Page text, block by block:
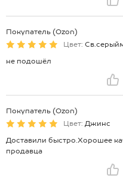
Покупатель (Ozon)
Цвет:
не подошёл
Покупатель (Ozon)
Цвет: Джинс
Доставили быстро.Хорошее
продавца